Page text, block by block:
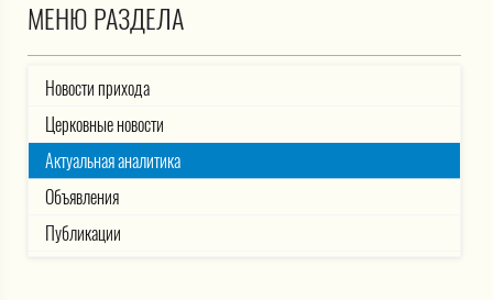
МЕНЮ РАЗДЕЛА
Новости прихода
Церковные новости
Актуальная аналитика
Объявления
Публикации